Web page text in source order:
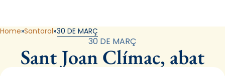
Home Santoral 30 DE MARÇ
30 DE MARÇ
Sant Joan Clímac, abat